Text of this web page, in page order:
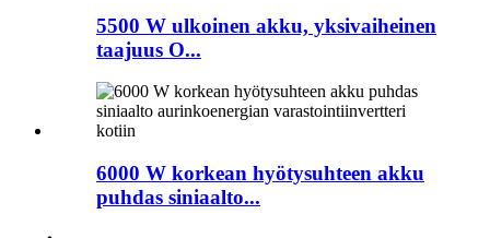
5500 W ulkoinen akku, yksivaiheinen
taajuus O...
6000 W korkean hyötysuhteen akku
puhdas siniaalto...